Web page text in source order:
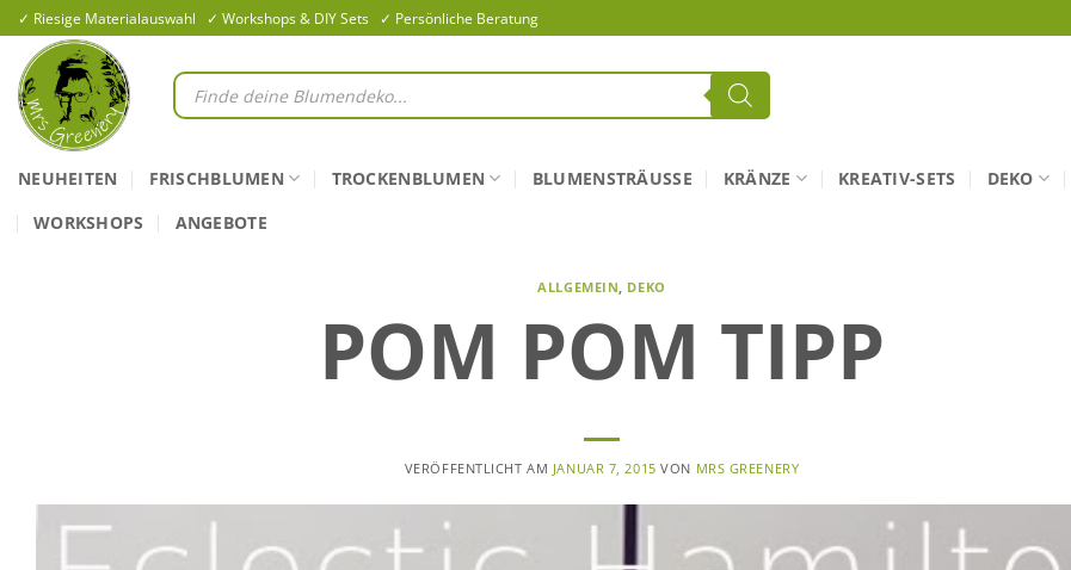
Zum
Inhalt
springen
✓ Riesige Materialauswahl ✓ Workshops & DIY Sets ✓ Persönliche Beratung
Products
search
NEUHEITEN FRISCHBLUMEN TROCKENBLUMEN BLUMENSTRÄUSSE KRÄNZE KREATIV-SETS DEKO
WORKSHOPS
ANGEBOTE
ALLGEMEIN, DEKO
POM POM TIPP
VERÖFFENTLICHT AM JANUAR 7, 2015 VON MRS GREENERY